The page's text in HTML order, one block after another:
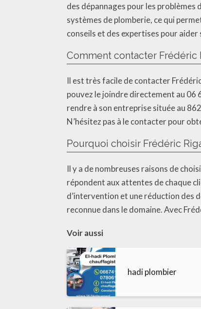
des dépannages pour les
systèmes de plomberie, ce qui
conseils et des expertises pour
Comment contacter Frédéric
Il est très facile de contacter
pouvez le joindre directement au
rendre à son entreprise située au
N’hésitez pas à le contacter pour
Pourquoi choisir Frédéric
Il y a de nombreuses raisons de
répondent aux attentes de chaque
d’intervention et une réduction des
reconnue dans le domaine. Avec
Voir aussi
hadi plombier